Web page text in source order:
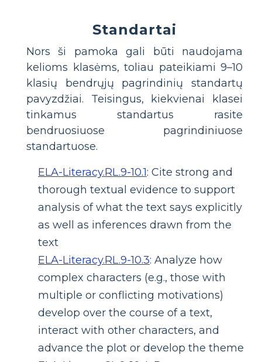
Standartai
Nors ši pamoka gali būti naudojama
kelioms klasėms, toliau pateikiami 9–10
klasių bendrųjų pagrindinių standartų
pavyzdžiai. Teisingus, kiekvienai klasei
tinkamus standartus rasite
bendruosiuose pagrindiniuose
standartuose.
ELA-Literacy.RL.9-10.1: Cite strong and
thorough textual evidence to support
analysis of what the text says explicitly
as well as inferences drawn from the
text
ELA-Literacy.RL.9-10.3: Analyze how
complex characters (e.g., those with
multiple or conflicting motivations)
develop over the course of a text,
interact with other characters, and
advance the plot or develop the theme